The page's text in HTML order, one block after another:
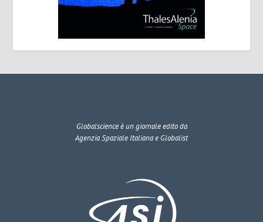
Globalscienceè un giornale edito da
Agenzia Spaziale Italiana e Globalist